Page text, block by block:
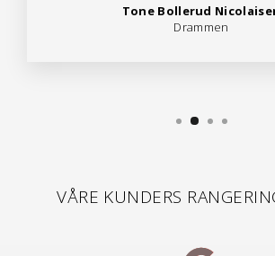
Tone Bollerud
Drammen
VÅRE KUNDERS